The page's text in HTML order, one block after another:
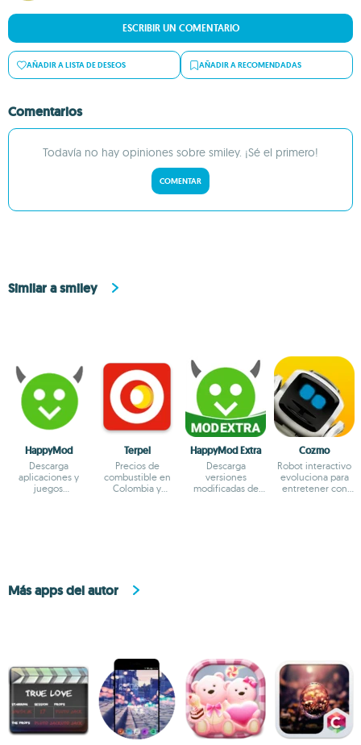
ESCRIBIR UN COMENTARIO
AÑADIR A LISTA DE DESEOS AÑADIR A RECOMENDADAS
Comentarios
Todavía no hay opiniones sobre smiley. ¡Sé el primero!
COMENTAR
Similar a smiley
HappyMod
Descarga
aplicaciones y
juegos
Terpel
Precios de
combustible en
Colombia y
HappyMod Extra
Descarga
versiones
modificadas de
Cozmo
Robot interactivo
evoluciona para
entretener con
Más apps del autor